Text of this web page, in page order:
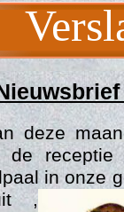
deze
de
in onze
,